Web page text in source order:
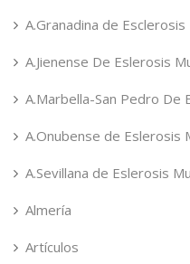
A.Granadina de
A.Jienense De Eslerosis
A.Marbella-San Pedro De
A.Onubense de Eslerosis
A.Sevillana de Eslerosis
Almería
Artículos